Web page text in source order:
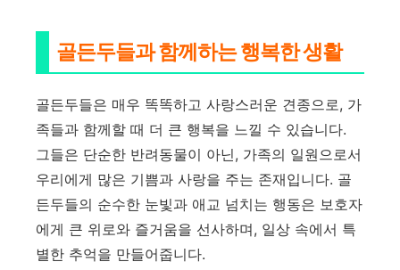
골든두들과 함께하는 행복한 생활
골든두들은 매우 똑똑하고 사랑스러운 견종으로, 가
족들과 함께할 때 더 큰 행복을 느낄 수 있습니다.
그들은 단순한 반려동물이 아닌, 가족의 일원으로서
우리에게 많은 기쁨과 사랑을 주는 존재입니다. 골
든두들의 순수한 눈빛과 애교 넘치는 행동은 보호자
에게 큰 위로와 즐거움을 선사하며, 일상 속에서 특
별한 추억을 만들어줍니다.